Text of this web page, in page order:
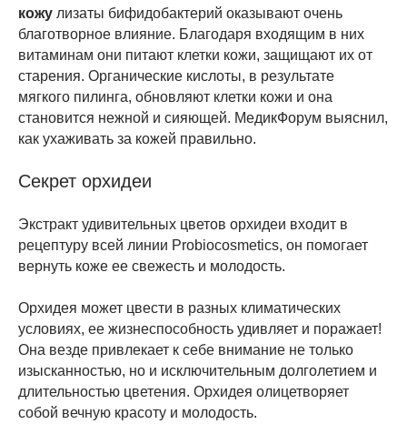
кожу лизаты бифидобактерий оказывают очень
благотворное влияние. Благодаря входящим в них
витаминам они питают клетки кожи, защищают их от
старения. Органические кислоты, в результате
мягкого пилинга, обновляют клетки кожи и она
становится нежной и сияющей. МедикФорум выяснил,
как ухаживать за кожей правильно.
Секрет орхидеи
Экстракт удивительных цветов орхидеи входит в
рецептуру всей линии Probiocosmetics, он помогает
вернуть коже ее свежесть и молодость.
Орхидея может цвести в разных климатических
условиях, ее жизнеспособность удивляет и поражает!
Она везде привлекает к себе внимание не только
изысканностью, но и исключительным долголетием и
длительностью цветения. Орхидея олицетворяет
собой вечную красоту и молодость.